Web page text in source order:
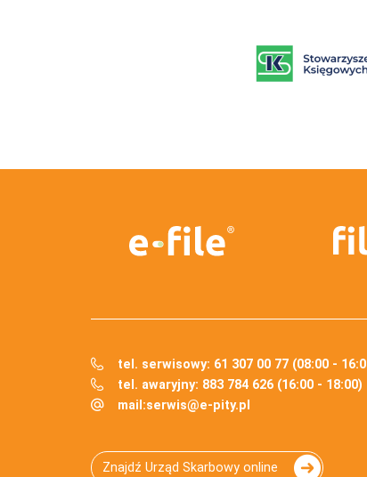
tel. serwisowy: 61 307 00 77 (08:00 -
tel. awaryjny: 883 784 626 (16:00 - 18:00)
mail:serwis@e-pity.pl
Znajdź Urząd Skarbowy online